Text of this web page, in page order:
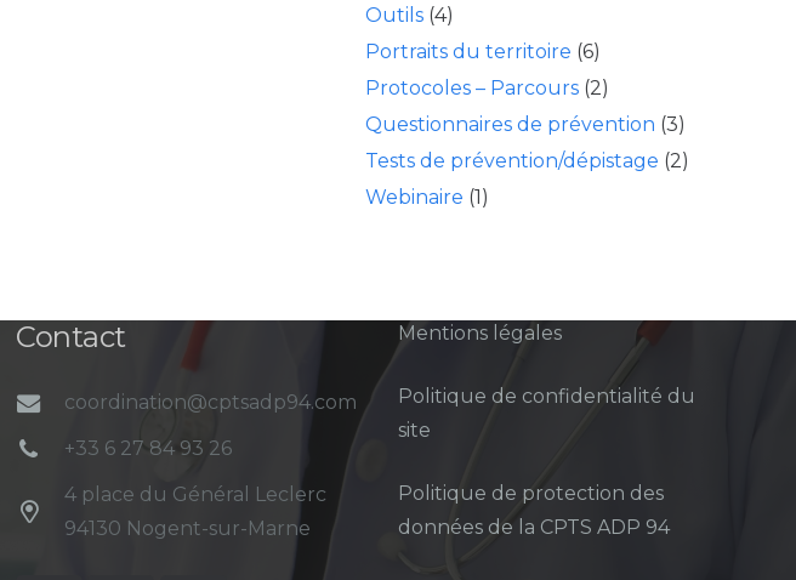
Outils(4)
Portraits du territoire (6)
Protocoles – Parcours(2)
Questionnaires de prévention (3)
Tests de prévention/dépistage (2)
Webinaire (1)
Contact
coordination@cptsadp94.com
+33 6 27 84 93 26
4 place du Général Leclerc
94130 Nogent-sur-Marne
Mentions légales
Politique de confidentialité du
site
Politique de protection des
données de la CPTS ADP 94